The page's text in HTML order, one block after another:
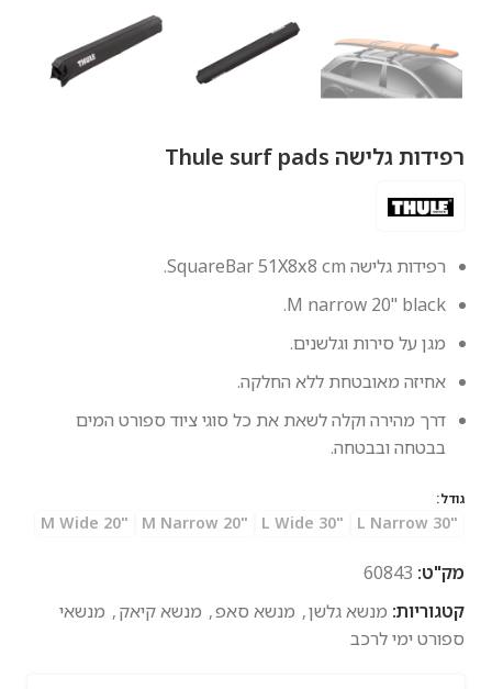
רפידות גלישה Thule surf pads
רפידות גלישה SquareBar 51X8x8 cm.
M narrow 20" black.
מגן על סירות וגלשנים.
אחיזה מאובטחת ללא החלקה.
דרך מהירה וקלה לשאת את כל סוגי ציוד ספורט המים
בבטחה ובבטחה.
גודל
"L Narrow 30
"L Wide 30
"M Narrow 20
"M Wide 20
מק"ט: 60843
קטגוריות: מנשא גלשן, מנשא סאפ, מנשא קיאק, מנשאי
ספורט ימי לרכב